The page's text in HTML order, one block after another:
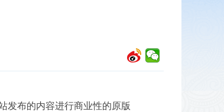
发布的内容进行商业性的原版